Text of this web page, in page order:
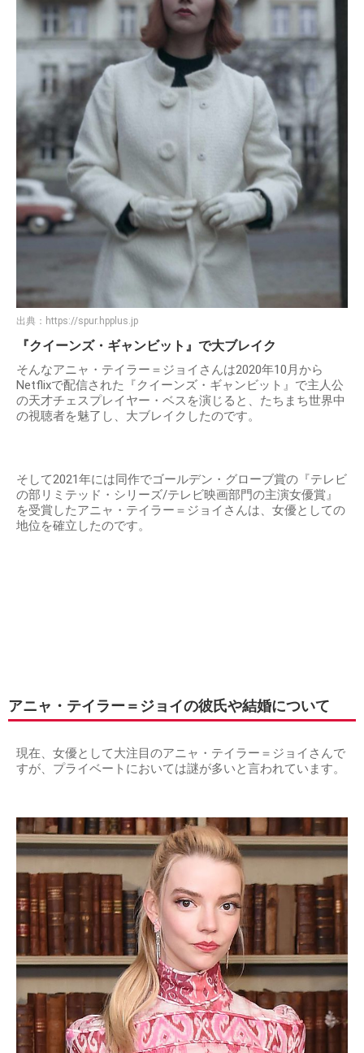
出典： https://spur.hpplus.jp
『クイーンズ・ギャンビット』で大ブレイク
そんなアニャ・テイラー＝ジョイさんは2020年10月から
Netflixで配信された『クイーンズ・ギャンビット』で主人公
の天才チェスプレイヤー・ベスを演じると、たちまち世界中
の視聴者を魅了し、大ブレイクしたのです。
そして2021年には同作でゴールデン・グローブ賞の『テレビ
の部リミテッド・シリーズ/テレビ映画部門の主演女優賞』
を受賞したアニャ・テイラー＝ジョイさんは、女優としての
地位を確立したのです。
アニャ・テイラー＝ジョイの彼氏や結婚について
現在、女優として大注目のアニャ・テイラー＝ジョイさんで
すが、プライベートにおいては謎が多いと言われています。